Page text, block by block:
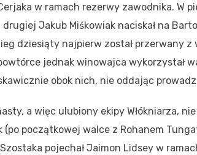
w ramach rezerwy zawodnika. W
drugiej Jakub Miśkowiak naciskał na
dziesiąty najpierw został przerwany
jednak winowajca wykorzystał
obok nich, nie oddając
a więc ulubiony ekipy Włókniarza,
(po początkowej walce z Rohanem
pojechał Jaimon Lidsey w